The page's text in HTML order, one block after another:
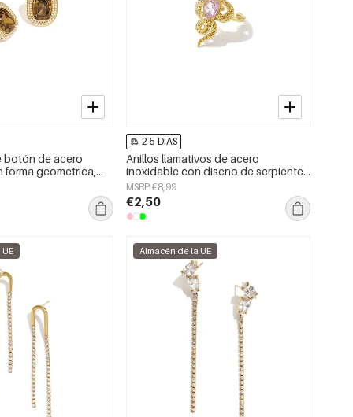
botón de acero
geométrica,
serie Daily Luxury,
2-5 DÍAS
Anillos llamativos de acero
inoxidable con diseño de serpiente,
estilo clásico, ideales para reuniones
o fiestas. Joyería de lujo para mujer.
MSRP €8,99
€2,50
Almacén de la UE